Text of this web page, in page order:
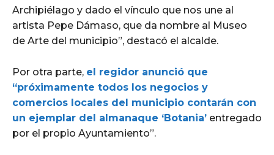
Archipiélago y dado el vínculo que nos une al
artista Pepe Dámaso, que da nombre al Museo
de Arte del municipio”, destacó el alcalde.
Por otra parte, el regidor anunció que
“próximamente todos los negocios y
comercios locales del municipio contarán con
un ejemplar del almanaque ‘Botania’ entregado
por el propio Ayuntamiento”.